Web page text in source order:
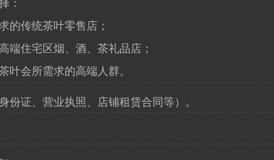
：
的传统茶叶零售店；
端住宅区烟、酒、茶礼品店；
叶会所需求的高端人群。
份证、营业执照、店铺租赁合同等）。